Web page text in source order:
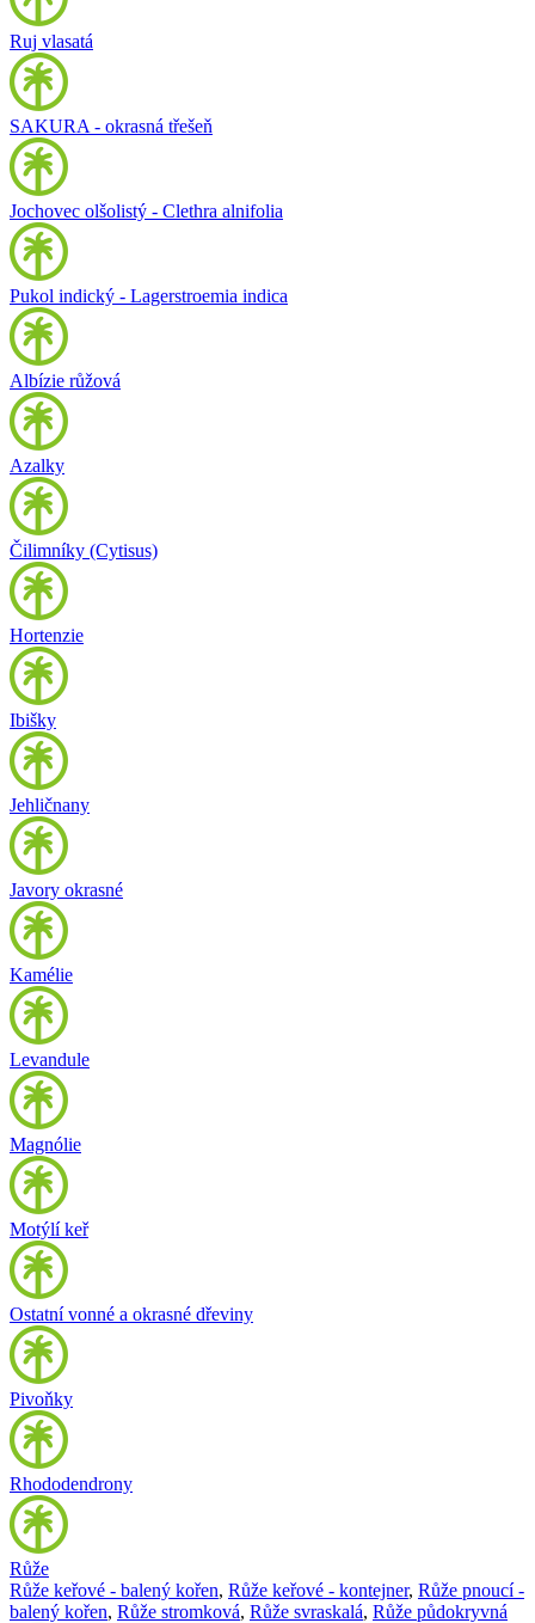
Ruj vlasatá
SAKURA - okrasná třešeň
Jochovec olšolistý - Clethra alnifolia
Pukol indický - Lagerstroemia indica
Albízie růžová
Azalky
Čilimníky (Cytisus)
Hortenzie
Ibišky
Jehličnany
Javory okrasné
Kamélie
Levandule
Magnólie
Motýlí keř
Ostatní vonné a okrasné dřeviny
Pivoňky
Rhododendrony
Růže
Růže keřové - balený kořen, Růže keřové - kontejner, Růže pnoucí -
balený kořen, Růže stromková, Růže svraskalá, Růže půdokryvná